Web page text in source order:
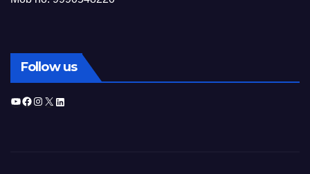
Follow us
YouTube
Facebook
Instagram
X LinkedIn